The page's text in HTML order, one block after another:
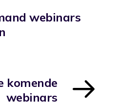
webinars
komende
webinars